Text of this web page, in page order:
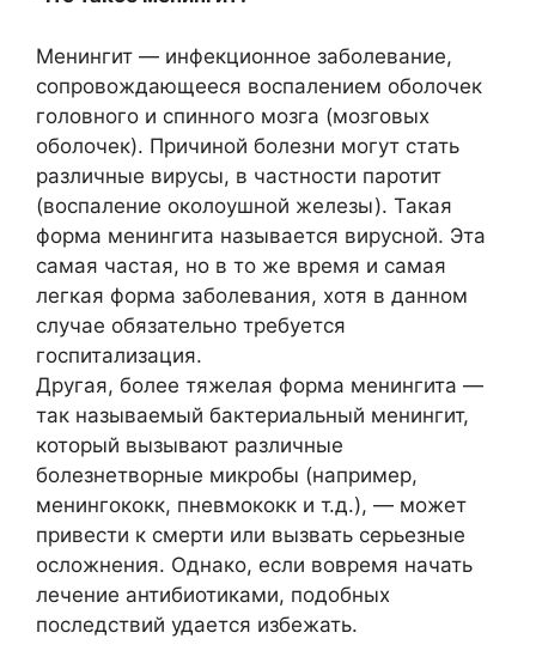
Менингит — инфекционное заболевание,
сопровождающееся воспалением оболочек
головного и спинного мозга (мозговых
оболочек). Причиной болезни могут стать
различные вирусы, в частности паротит
(воспаление околоушной железы). Такая
форма менингита называется вирусной. Эта
самая частая, но в то же время и самая
легкая форма заболевания, хотя в данном
случае обязательно требуется
госпитализация.
Другая, более тяжелая форма менингита —
так называемый бактериальный менингит,
который вызывают различные
болезнетворные микробы (например,
менингококк, пневмококк и т.д.), — может
привести к смерти или вызвать серьезные
осложнения. Однако, если вовремя начать
лечение антибиотиками, подобных
последствий удается избежать.